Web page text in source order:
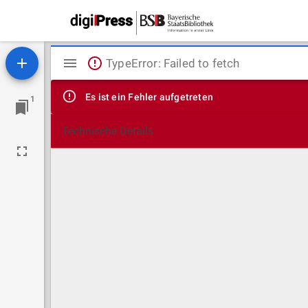
1
Mirador
Viewer
TypeError: Failed to fetch
Es ist ein Fehler aufgetreten
Technische Details